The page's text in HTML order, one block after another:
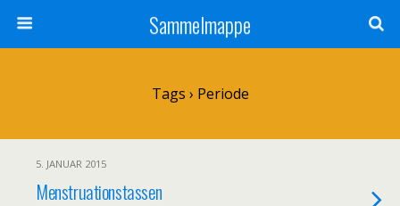
Sammelmappe
Tags › Periode
5. JANUAR 2015
Menstruationstassen